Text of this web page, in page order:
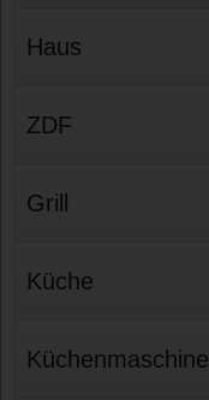
Haus
ZDF
Grill
Küche
Küchenmaschine